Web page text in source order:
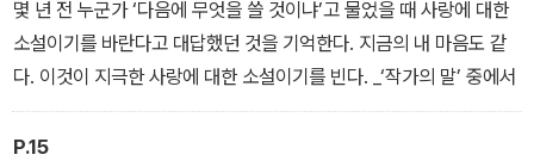
인 문장에 실려 압도적인 아름다움으로 다가온다.
몇 년 전 누군가 ‘다음에 무엇을 쓸 것이냐’고 물었을 때 사랑에 대한
소설이기를 바란다고 대답했던 것을 기억한다. 지금의 내 마음도 같
다. 이것이 지극한 사랑에 대한 소설이기를 빈다. _‘작가의 말’ 중에서
P.15